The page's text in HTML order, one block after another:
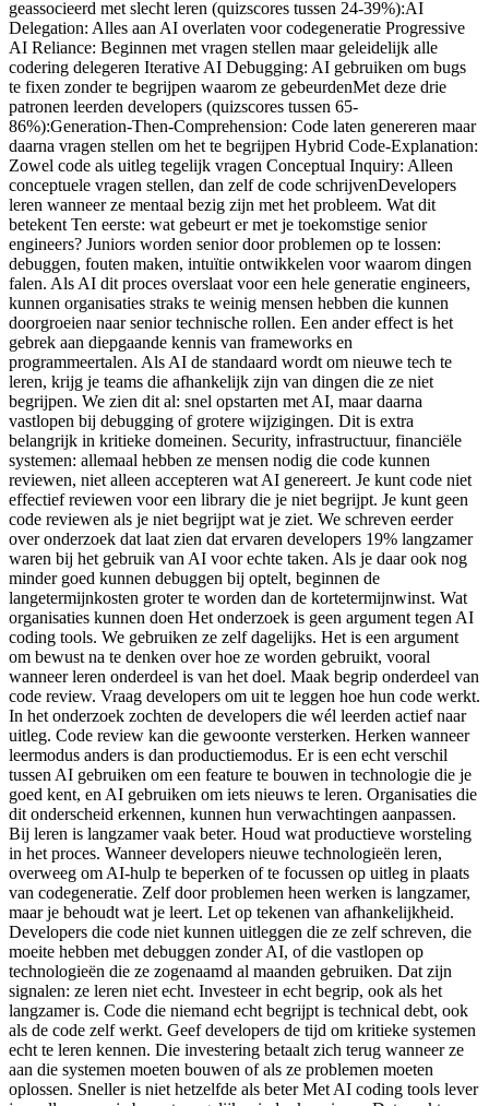
geassocieerd met slecht leren (quizscores tussen 24-39%):AI
Delegation: Alles aan AI overlaten voor codegeneratie Progressive
AI Reliance: Beginnen met vragen stellen maar geleidelijk alle
codering delegeren Iterative AI Debugging: AI gebruiken om bugs
te fixen zonder te begrijpen waarom ze gebeurdenMet deze drie
patronen leerden developers (quizscores tussen 65-
86%):Generation-Then-Comprehension: Code laten genereren maar
daarna vragen stellen om het te begrijpen Hybrid Code-Explanation:
Zowel code als uitleg tegelijk vragen Conceptual Inquiry: Alleen
conceptuele vragen stellen, dan zelf de code schrijvenDevelopers
leren wanneer ze mentaal bezig zijn met het probleem. Wat dit
betekent Ten eerste: wat gebeurt er met je toekomstige senior
engineers? Juniors worden senior door problemen op te lossen:
debuggen, fouten maken, intuïtie ontwikkelen voor waarom dingen
falen. Als AI dit proces overslaat voor een hele generatie engineers,
kunnen organisaties straks te weinig mensen hebben die kunnen
doorgroeien naar senior technische rollen. Een ander effect is het
gebrek aan diepgaande kennis van frameworks en
programmeertalen. Als AI de standaard wordt om nieuwe tech te
leren, krijg je teams die afhankelijk zijn van dingen die ze niet
begrijpen. We zien dit al: snel opstarten met AI, maar daarna
vastlopen bij debugging of grotere wijzigingen. Dit is extra
belangrijk in kritieke domeinen. Security, infrastructuur, financiële
systemen: allemaal hebben ze mensen nodig die code kunnen
reviewen, niet alleen accepteren wat AI genereert. Je kunt code niet
effectief reviewen voor een library die je niet begrijpt. Je kunt geen
code reviewen als je niet begrijpt wat je ziet. We schreven eerder
over onderzoek dat laat zien dat ervaren developers 19% langzamer
waren bij het gebruik van AI voor echte taken. Als je daar ook nog
minder goed kunnen debuggen bij optelt, beginnen de
langetermijnkosten groter te worden dan de kortetermijnwinst. Wat
organisaties kunnen doen Het onderzoek is geen argument tegen AI
coding tools. We gebruiken ze zelf dagelijks. Het is een argument
om bewust na te denken over hoe ze worden gebruikt, vooral
wanneer leren onderdeel is van het doel. Maak begrip onderdeel van
code review. Vraag developers om uit te leggen hoe hun code werkt.
In het onderzoek zochten de developers die wél leerden actief naar
uitleg. Code review kan die gewoonte versterken. Herken wanneer
leermodus anders is dan productiemodus. Er is een echt verschil
tussen AI gebruiken om een feature te bouwen in technologie die je
goed kent, en AI gebruiken om iets nieuws te leren. Organisaties die
dit onderscheid erkennen, kunnen hun verwachtingen aanpassen.
Bij leren is langzamer vaak beter. Houd wat productieve worsteling
in het proces. Wanneer developers nieuwe technologieën leren,
overweeg om AI-hulp te beperken of te focussen op uitleg in plaats
van codegeneratie. Zelf door problemen heen werken is langzamer,
maar je behoudt wat je leert. Let op tekenen van afhankelijkheid.
Developers die code niet kunnen uitleggen die ze zelf schreven, die
moeite hebben met debuggen zonder AI, of die vastlopen op
technologieën die ze zogenaamd al maanden gebruiken. Dat zijn
signalen: ze leren niet echt. Investeer in echt begrip, ook als het
langzamer is. Code die niemand echt begrijpt is technical debt, ook
als de code zelf werkt. Geef developers de tijd om kritieke systemen
echt te leren kennen. Die investering betaalt zich terug wanneer ze
aan die systemen moeten bouwen of als ze problemen moeten
oplossen. Sneller is niet hetzelfde als beter Met AI coding tools lever